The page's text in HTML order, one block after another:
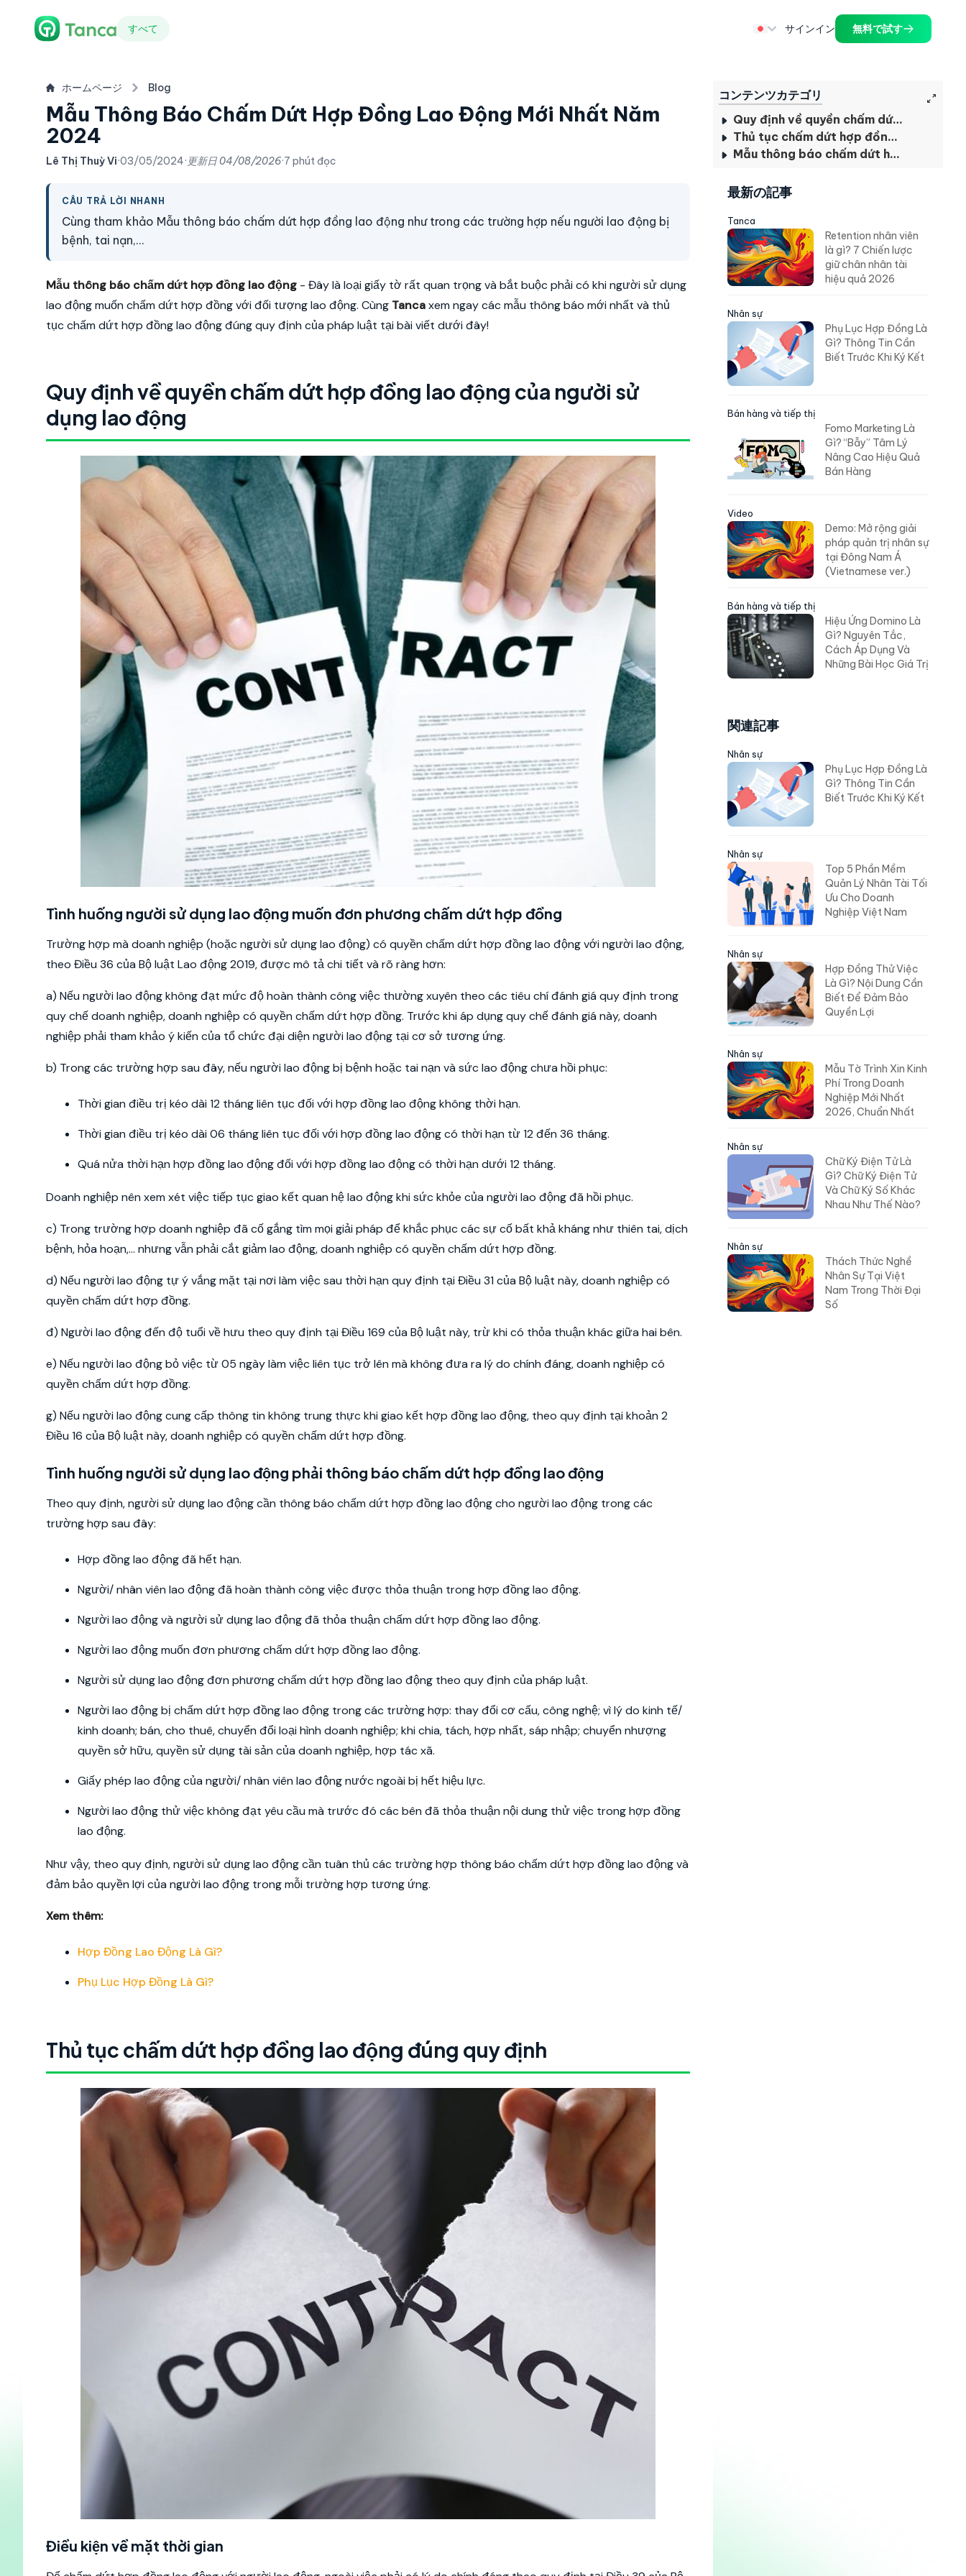
すべて サインイン 無料で試す
ホームページ Blog
Mẫu Thông Báo Chấm Dứt Hợp Đồng Lao Động Mới Nhất Năm
2024
Lê Thị Thuỳ Vi·03/05/2024· 更新日04/08/2026·7 phút đọc
CÂU TRẢ LỜI NHANH
Cùng tham khảo Mẫu thông báo chấm dứt hợp đồng lao động như trong các trường hợp nếu người lao động bị
bệnh, tai nạn,...
Mẫu thông báo chấm dứt hợp đồng lao động - Đây là loại giấy tờ rất quan trọng và bắt buộc phải có khi người sử dụng
lao động muốn chấm dứt hợp đồng với đối tượng lao động. Cùng Tancaxem ngay các mẫu thông báo mới nhất và thủ
tục chấm dứt hợp đồng lao động đúng quy định của pháp luật tại bài viết dưới đây!
Quy định về quyền chấm dứt hợp đồng lao động của người sử
dụng lao động
Tình huống người sử dụng lao động muốn đơn phương chấm dứt hợp đồng
Trường hợp mà doanh nghiệp (hoặc người sử dụng lao động) có quyền chấm dứt hợp đồng lao động với người lao động,
theo Điều 36 của Bộ luật Lao động 2019, được mô tả chi tiết và rõ ràng hơn:
a) Nếu người lao động không đạt mức độ hoàn thành công việc thường xuyên theo các tiêu chí đánh giá quy định trong
quy chế doanh nghiệp, doanh nghiệp có quyền chấm dứt hợp đồng. Trước khi áp dụng quy chế đánh giá này, doanh
nghiệp phải tham khảo ý kiến của tổ chức đại diện người lao động tại cơ sở tương ứng.
b) Trong các trường hợp sau đây, nếu người lao động bị bệnh hoặc tai nạn và sức lao động chưa hồi phục:
Thời gian điều trị kéo dài 12 tháng liên tục đối với hợp đồng lao động không thời hạn.
Thời gian điều trị kéo dài 06 tháng liên tục đối với hợp đồng lao động có thời hạn từ 12 đến 36 tháng.
Quá nửa thời hạn hợp đồng lao động đối với hợp đồng lao động có thời hạn dưới 12 tháng.
Doanh nghiệp nên xem xét việc tiếp tục giao kết quan hệ lao động khi sức khỏe của người lao động đã hồi phục.
c) Trong trường hợp doanh nghiệp đã cố gắng tìm mọi giải pháp để khắc phục các sự cố bất khả kháng như thiên tai, dịch
bệnh, hỏa hoạn,... nhưng vẫn phải cắt giảm lao động, doanh nghiệp có quyền chấm dứt hợp đồng.
d) Nếu người lao động tự ý vắng mặt tại nơi làm việc sau thời hạn quy định tại Điều 31 của Bộ luật này, doanh nghiệp có
quyền chấm dứt hợp đồng.
đ) Người lao động đến độ tuổi về hưu theo quy định tại Điều 169 của Bộ luật này, trừ khi có thỏa thuận khác giữa hai bên.
e) Nếu người lao động bỏ việc từ 05 ngày làm việc liên tục trở lên mà không đưa ra lý do chính đáng, doanh nghiệp có
quyền chấm dứt hợp đồng.
g) Nếu người lao động cung cấp thông tin không trung thực khi giao kết hợp đồng lao động, theo quy định tại khoản 2
Điều 16 của Bộ luật này, doanh nghiệp có quyền chấm dứt hợp đồng.
Tình huống người sử dụng lao động phải thông báo chấm dứt hợp đồng lao động
Theo quy định, người sử dụng lao động cần thông báo chấm dứt hợp đồng lao động cho người lao động trong các
trường hợp sau đây:
Hợp đồng lao động đã hết hạn.
Người/ nhân viên lao động đã hoàn thành công việc được thỏa thuận trong hợp đồng lao động.
Người lao động và người sử dụng lao động đã thỏa thuận chấm dứt hợp đồng lao động.
Người lao động muốn đơn phương chấm dứt hợp đồng lao động.
Người sử dụng lao động đơn phương chấm dứt hợp đồng lao động theo quy định của pháp luật.
Người lao động bị chấm dứt hợp đồng lao động trong các trường hợp: thay đổi cơ cấu, công nghệ; vì lý do kinh tế/
kinh doanh; bán, cho thuê, chuyển đổi loại hình doanh nghiệp; khi chia, tách, hợp nhất, sáp nhập; chuyển nhượng
quyền sở hữu, quyền sử dụng tài sản của doanh nghiệp, hợp tác xã.
Giấy phép lao động của người/ nhân viên lao động nước ngoài bị hết hiệu lực.
Người lao động thử việc không đạt yêu cầu mà trước đó các bên đã thỏa thuận nội dung thử việc trong hợp đồng
lao động.
Như vậy, theo quy định, người sử dụng lao động cần tuân thủ các trường hợp thông báo chấm dứt hợp đồng lao động và
đảm bảo quyền lợi của người lao động trong mỗi trường hợp tương ứng.
Xem thêm:
Hợp Đồng Lao Động Là Gì?
Phụ Lục Hợp Đồng Là Gì?
Thủ tục chấm dứt hợp đồng lao động đúng quy định
Điều kiện về mặt thời gian
コンテンツカテゴリ
Quy định về quyền chấm dứt hợp đồng lao động của người sử dụng lao động
Thủ tục chấm dứt hợp đồng lao động đúng quy định
Mẫu thông báo chấm dứt hợp đồng lao động
最新の記事
Tanca
Retention nhân viên
là gì? 7 Chiến lược
giữ chân nhân tài
hiệu quả 2026
Nhân sự
Phụ Lục Hợp Đồng Là
Gì? Thông Tin Cần
Biết Trước Khi Ký Kết
Bán hàng và tiếp thị
Fomo Marketing Là
Gì? “Bẫy” Tâm Lý
Nâng Cao Hiệu Quả
Bán Hàng
Video
Demo: Mở rộng giải
pháp quản trị nhân sự
tại Đông Nam Á
(Vietnamese ver.)
Bán hàng và tiếp thị
Hiệu Ứng Domino Là
Gì? Nguyên Tắc,
Cách Áp Dụng Và
Những Bài Học Giá Trị
関連記事
Nhân sự
Phụ Lục Hợp Đồng Là
Gì? Thông Tin Cần
Biết Trước Khi Ký Kết
Nhân sự
Top 5 Phần Mềm
Quản Lý Nhân Tài Tối
Ưu Cho Doanh
Nghiệp Việt Nam
Nhân sự
Hợp Đồng Thử Việc
Là Gì? Nội Dung Cần
Biết Để Đảm Bảo
Quyền Lợi
Nhân sự
Mẫu Tờ Trình Xin Kinh
Phí Trong Doanh
Nghiệp Mới Nhất
2026, Chuẩn Nhất
Nhân sự
Chữ Ký Điện Tử Là
Gì? Chữ Ký Điện Tử
Và Chữ Ký Số Khác
Nhau Như Thế Nào?
Nhân sự
Thách Thức Nghề
Nhân Sự Tại Việt
Nam Trong Thời Đại
Số